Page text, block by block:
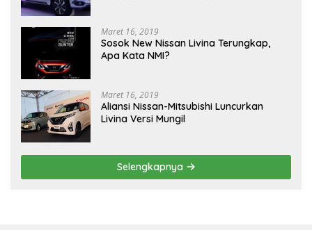
Maret 16, 2019
Sosok New Nissan Livina Terungkap,
Apa Kata NMI?
Maret 16, 2019
Aliansi Nissan-Mitsubishi Luncurkan
Livina Versi Mungil
Selengkapnya